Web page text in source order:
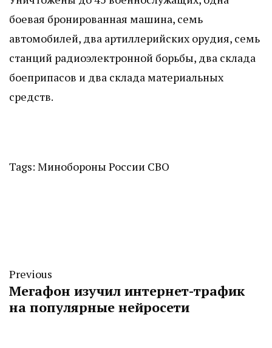
боевая бронированная машина, семь
автомобилей, два артиллерийских орудия, семь
станций радиоэлектронной борьбы, два склада
боеприпасов и два склада материальных
средств.
Tags: Минобороны России СВО
Previous
Мегафон изучил интернет-трафик
на популярные нейросети